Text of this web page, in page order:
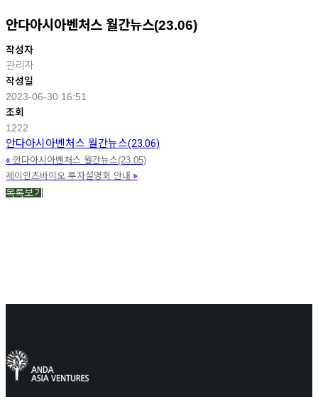
안다아시아벤처스 월간뉴스(23.06)
작성자
관리자
작성일
2023-06-30 16:51
조회
1222
안다아시아벤처스 월간뉴스(23.06)
« 안다아시아벤처스 월간뉴스(23.05)
제이인츠바이오 투자설명회 안내 »
목록보기